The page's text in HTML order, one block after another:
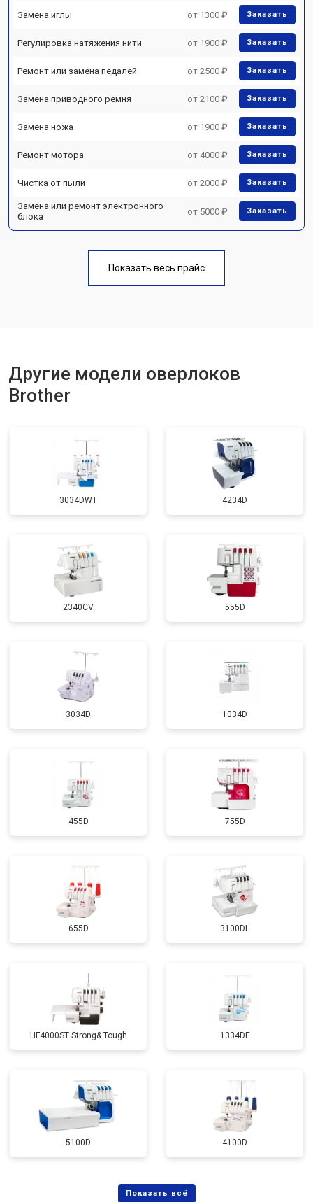
Замена иглы от 1300 ₽ Заказать
Регулировка натяжения нити от 1900 ₽ Заказать
Ремонт или замена педалей от 2500 ₽ Заказать
Замена приводного ремня от 2100 ₽ Заказать
Замена ножа от 1900 ₽ Заказать
Ремонт мотора от 4000 ₽ Заказать
Чистка от пыли от 2000 ₽ Заказать
Замена или ремонт электронного
блока
от 5000 ₽ Заказать
Показать весь прайс
Другие модели оверлоков
Brother
3034DWT 4234D
2340CV 555D
3034D 1034D
455D 755D
655D 3100DL
HF4000ST Strong& Tough 1334DE
5100D 4100D